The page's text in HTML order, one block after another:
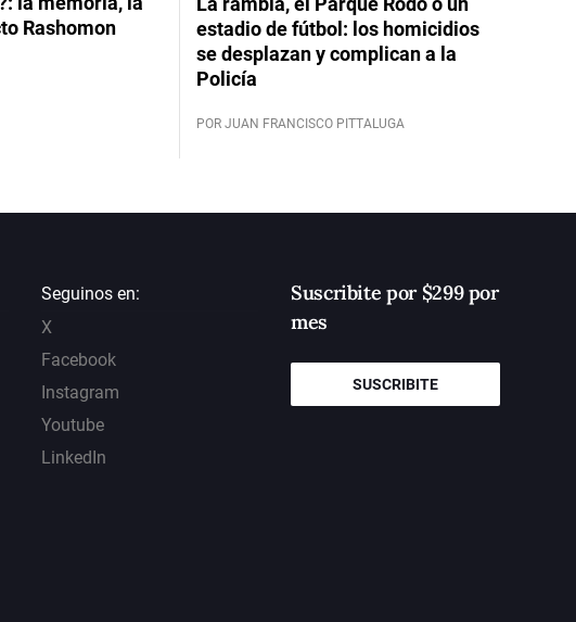
Rashomon
estadio de fútbol: los homicidios
se desplazan y complican a la
Policía
POR JUAN FRANCISCO PITTALUGA
Seguinos en:
X
Facebook
Instagram
Youtube
LinkedIn
Suscribite por $299 por
mes
SUSCRIBITE